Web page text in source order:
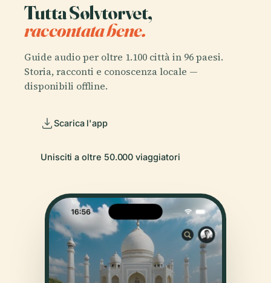
Tutta Sølvtorvet,
raccontata bene.
Guide audio per oltre 1.100 città in 96 paesi.
Storia, racconti e conoscenza locale —
disponibili offline.
Scarica l'app
Unisciti a oltre 50.000 viaggiatori